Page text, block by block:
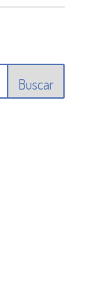
Buscar